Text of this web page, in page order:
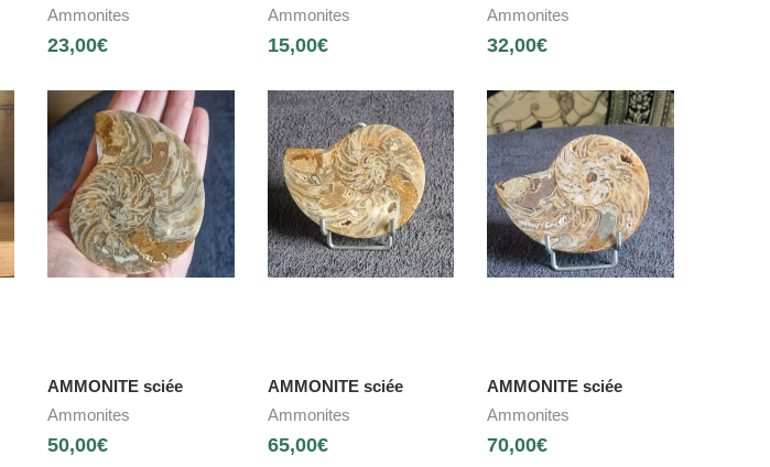
Ammonites
23,00€
Ammonites
15,00€
Ammonites
32,00€
AMMONITE sciée
Ammonites
50,00€
AMMONITE sciée
Ammonites
65,00€
AMMONITE sciée
Ammonites
70,00€